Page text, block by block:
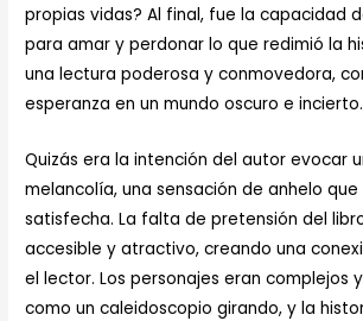
propias vidas? Al final, fue la capacidad
para amar y perdonar lo que redimió la
una lectura poderosa y conmovedora,
esperanza en un mundo oscuro e incierto.
Quizás era la intención del autor evocar
melancolía, una sensación de anhelo
satisfecha. La falta de pretensión del
accesible y atractivo, creando una
el lector. Los personajes eran complejos
como un caleidoscopio girando, y la